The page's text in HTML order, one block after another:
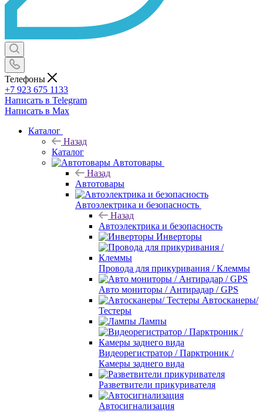
Телефоны
+7 923 675 1133
Написать в Telegram
Написать в Max
Каталог
Назад
Каталог
Автотовары
Назад
Автотовары
Автоэлектрика и безопасность
Назад
Автоэлектрика и безопасность
Инверторы
Провода для прикуривания / Клеммы
Авто мониторы / Антирадар / GPS
Автосканеры/
Тестеры
Лампы
Видеорегистратор / Парктроник /
Камеры заднего вида
Разветвители прикуривателя
Автосигнализация